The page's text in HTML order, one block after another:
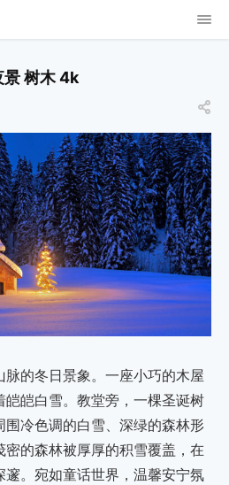
景 树木 4k
的冬日景象。一座小巧的木屋
皑白雪。教堂旁，一棵圣诞树
围冷色调的白雪、深绿的森林形
密的森林被厚厚的积雪覆盖，在
邃。宛如童话世界，温馨安宁氛